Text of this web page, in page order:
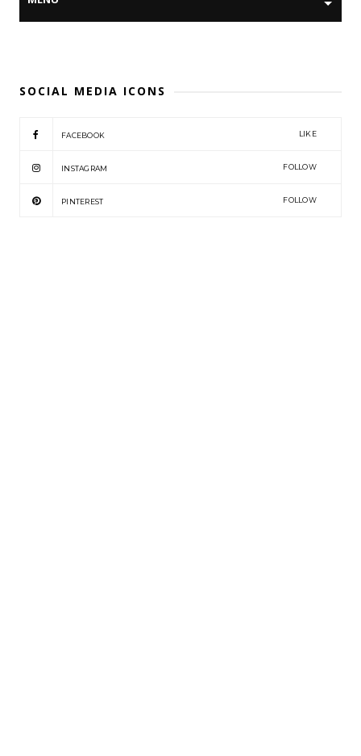
SOCIAL MEDIA ICONS
FACEBOOK LIKE
INSTAGRAM FOLLOW
PINTEREST FOLLOW